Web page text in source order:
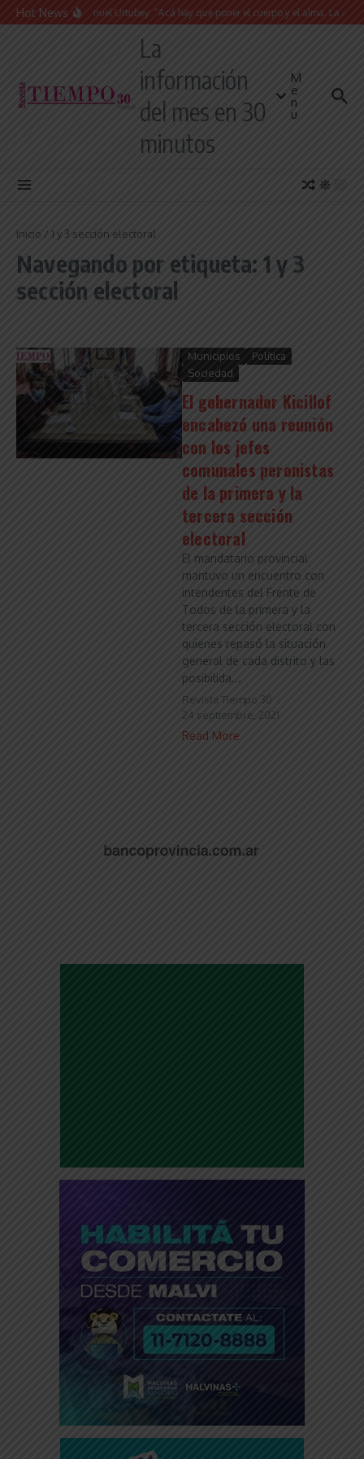
Saltar al contenido
Hot NewsJuan Manuel Urtubey: “Acá hay que poner el cuerpo y el alma. La
La
información
del mes en 30
minutos
M
e
n
u
Inicio / 1 y 3 sección electoral
Navegando por etiqueta: 1 y 3
sección electoral
Municipios
Política
Sociedad
El gobernador Kicillof
encabezó una reunión
con los jefes
comunales peronistas
de la primera y la
tercera sección
electoral
El mandatario provincial
mantuvo un encuentro con
intendentes del Frente de
Todos de la primera y la
tercera sección electoral con
quienes repasó la situación
general de cada distrito y las
posibilida...
Revista Tiempo 30
24 septiembre, 2021
Read More